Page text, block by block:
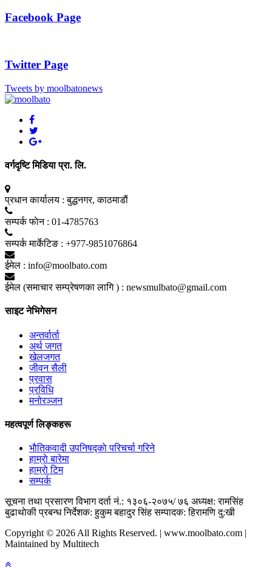
Facebook Page
Twitter Page
Tweets by moolbatonews
वर्गदृष्टि मिडिया प्रा. लि.
प्रधान कार्यालय : बुद्धनगर, काठमाडाैं
सम्पर्क फाेन : 01-4785763
सम्पर्क मार्केटिङ : +977-9851076864
ईमेल : info@moolbato.com
ईमेल (समाचार सम्प्रेषणका लागि ) : newsmulbato@gmail.com
साइट नेभिगेसन
अन्तर्वार्ता
अर्थ जगत
खेलजगत
जीवन सैली
प्रवास
प्रविधि
मनोरञ्जन
महत्वपूर्ण लिङ्कहरू
भाैतिकवादी उपनिषद्काे परिचर्चा गरिने
हाम्राे बारेमा
हाम्राे टिम
सम्पर्क
सूचना तथा प्रसारण विभाग दर्ता नं.: १३०६-२०७५/ ७६ अध्यक्ष: रामसिंह
बुढाथाेकी प्रबन्ध निर्देशक: हुकुम बहादुर सिंह सम्पादक: हिरामणि दु:खी
Copyright © 2026 All Rights Reserved. | www.moolbato.com |
Maintained by Multitech